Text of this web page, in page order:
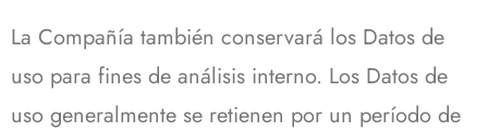
La Compañía también conservará los Datos de
uso para fines de análisis interno. Los Datos de
uso generalmente se retienen por un período de